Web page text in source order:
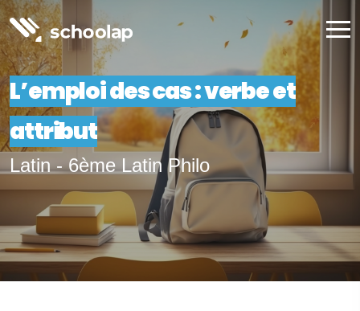
L’emploi des cas : verbe et
attribut
Latin - 6ème Latin Philo